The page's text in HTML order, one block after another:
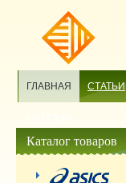
ГЛАВНАЯ СТАТЬИ
Каталог товаров